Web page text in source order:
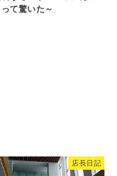
て驚いた～
店長日記